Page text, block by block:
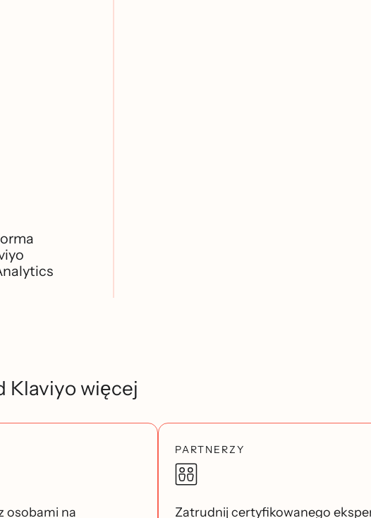
Klaviyo więcej
osobami na
PARTNERZY
Zatrudnij certyfikowanego